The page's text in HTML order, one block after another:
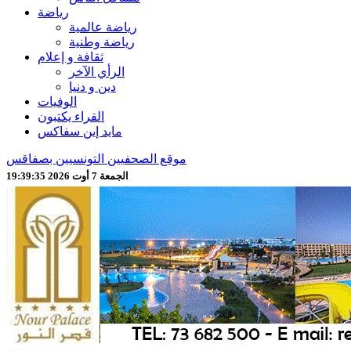
رياضة
رياضة عالمية
رياضة وطنية
ثقافة و إعلام
الرأي الآخر
دين و دنيا
الوفيات
القراء يكتبون
مايد إين سفاكس
موقع الصحفيين التونسيين بصفاقس
الجمعة 7 أوت 2026 19:39:37